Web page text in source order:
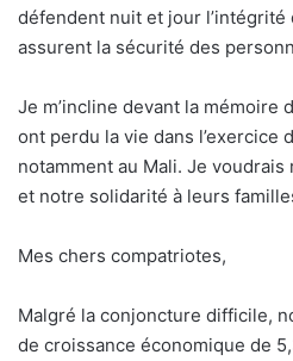
défendent nuit et jour
assurent la sécurité des
Je m’incline devant la mémoire
ont perdu la vie dans l’exercice
notamment au Mali. Je
et notre solidarité à leurs
Mes chers compatriotes,
Malgré la conjoncture difficile,
de croissance économique de